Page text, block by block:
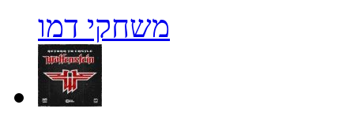
משחקי דמו